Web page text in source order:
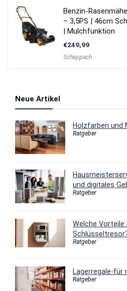
Benzin-
– 3,5PS | 46cm
| Mulchfunktion
€249,99
Scheppach
Neue Artikel
Holzfarben und
Ratgeber
und digitales
Ratgeber
Welche Vorteile
Ratgeber
Lagerregale-für
Ratgeber